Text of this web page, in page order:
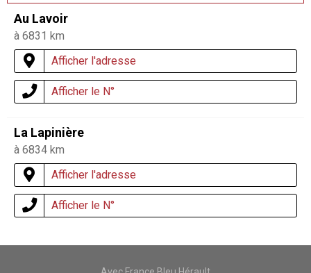
Au Lavoir
à 6831 km
Afficher l'adresse
Afficher le N°
La Lapinière
à 6834 km
Afficher l'adresse
Afficher le N°